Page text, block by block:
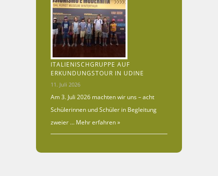
ITALIENISCHGRUPPE AUF
ERKUNDUNGSTOUR IN UDINE
11. Juli 2026
Am 3. Juli 2026 machten wir uns – acht
Schülerinnen und Schüler in Begleitung
zweier … Mehr erfahren »